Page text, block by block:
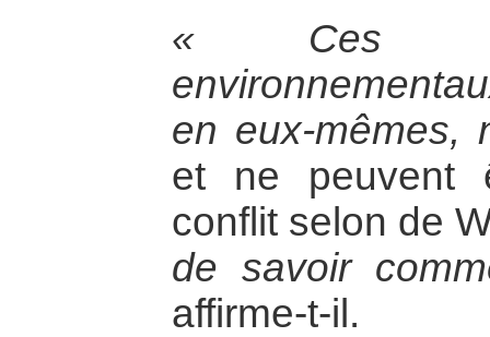
« Ces
en eux-mêmes,
et ne peuvent
conflit selon de
de savoir
affirme-t-il.